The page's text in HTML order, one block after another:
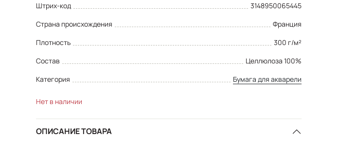
Штрих-код
3148950065445
Страна происхождения
Франция
Плотность
300 г/м²
Состав
Целлюлоза 100%
Категория
Бумага для акварели
Нет в наличии
ОПИСАНИЕ ТОВАРА